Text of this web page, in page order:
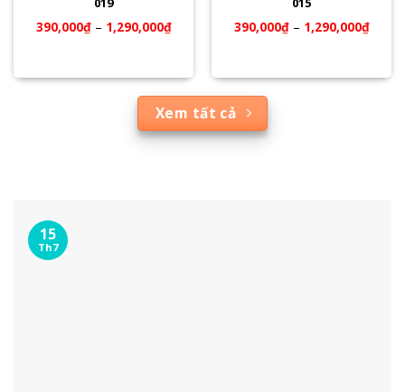
390,000₫– 1,290,000₫ 390,000₫– 1,290,000₫
Xem tất cả
15
Th7